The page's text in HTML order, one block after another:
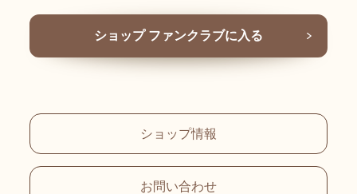
ショップ ファンクラブに入る
ショップ情報
お問い合わせ